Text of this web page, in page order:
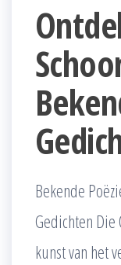
Bekende
Gedichten Die
kunst van het